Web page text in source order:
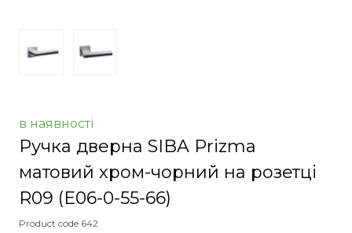
в наявності
Ручка дверна SIBA Prizma
матовий хром-чорний на розетці
R09 (E06-0-55-66)
Product code 642